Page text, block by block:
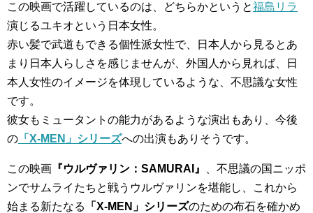
この映画で活躍しているのは、どちらかというと福島リラ
演じるユキオという日本女性。
赤い髪で武道もできる個性派女性で、日本人から見るとあ
まり日本人らしさを感じませんが、外国人から見れば、日
本人女性のイメージを体現しているような、不思議な女性
です。
彼女もミュータントの能力があるような演出もあり、今後
の 「X-MEN」シリーズへの出演もありそうです。
この映画 『ウルヴァリン：SAMURAI』
、不思議の国ニッポ
ンでサムライたちと戦うウルヴァリンを堪能し、これから
始まる新たなる
「X-MEN」シリーズのための布石を確かめ